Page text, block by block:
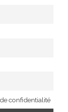
confidentialité